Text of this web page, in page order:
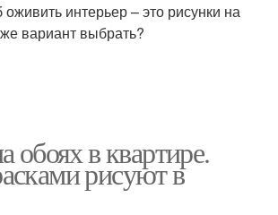
интерьер – это рисунки на
вариант выбрать?
обоях в квартире.
рисуют в